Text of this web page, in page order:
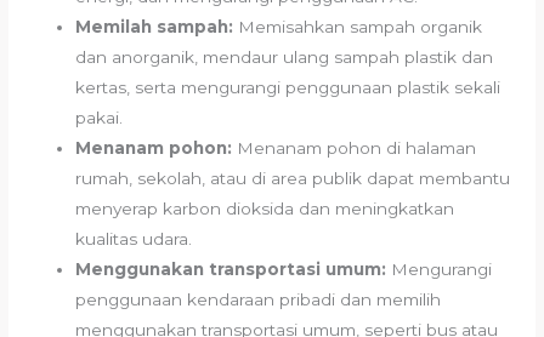
Memilah sampah: Memisahkan sampah organik
dan anorganik, mendaur ulang sampah plastik dan
kertas, serta mengurangi penggunaan plastik sekali
pakai.
Menanam pohon: Menanam pohon di halaman
rumah, sekolah, atau di area publik dapat membantu
menyerap karbon dioksida dan meningkatkan
kualitas udara.
Menggunakan transportasi umum: Mengurangi
penggunaan kendaraan pribadi dan memilih
menggunakan transportasi umum, seperti bus atau